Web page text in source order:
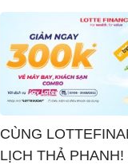
CÙNG
LỊCH THẢ PHANH!